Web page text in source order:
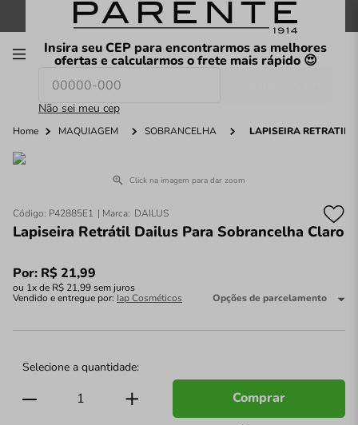
FRETE GRÁTIS nas compras a partir de R$199
Insira seu CEP para encontrarmos as melhores
ofertas e calcularmos o frete mais rápido 😍
Não sei meu cep
O que você procura hoje?
Home MAQUIAGEM SOBRANCELHA LAPISEIRA RETRÁTIL
Click na imagem para dar zoom
Código: P42885E1 DAILUS
Lapiseira Retrátil Dailus Para Sobrancelha Claro
Por: R$ 21,99
ou 1x de R$ 21,99sem juros
Vendido e entregue por: Iap Cosméticos Opções de parcelamento
Comprar